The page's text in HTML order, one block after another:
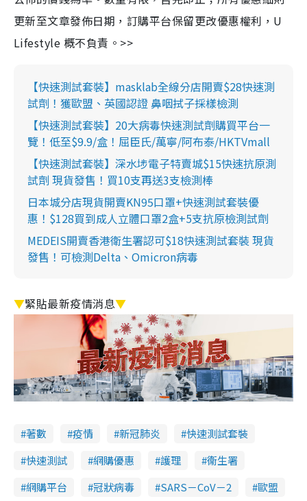
更新至文章發佈日期，訂購平台保留更改優惠權利，U
Lifestyle 概不負責。>>
【快速測試套裝】masklab全線分店開賣$28快速測
試劑！獲歐盟、英國認證 鼻咽拭子採樣檢測
【快速測試套裝】20大病毒快速測試劑購買平台一
覽！低至$9.9/盒！屈臣氏/萬寧/阿布泰/HKTVmall
【快速測試套裝】深水埗電子特賣城$15快速抗原測
試劑 現貨發售！買10支再送3支檢測棒
日本城分店現貨開賣KN95口罩+快速測試套裝優
惠！$128買到成人立體口罩2盒+5支抗原檢測試劑
MEDEIS開賣香港衛生署認可$18快速測試套裝 現貨
發售！可檢測Delta、Omicron病毒
▼緊貼最新疫情消息▼
著數 疫情 新冠肺炎
快速測試套裝
快速測試
網購優惠 護理
衞生署
網購平台
冠狀病毒 SARS－CoV－2 歐盟